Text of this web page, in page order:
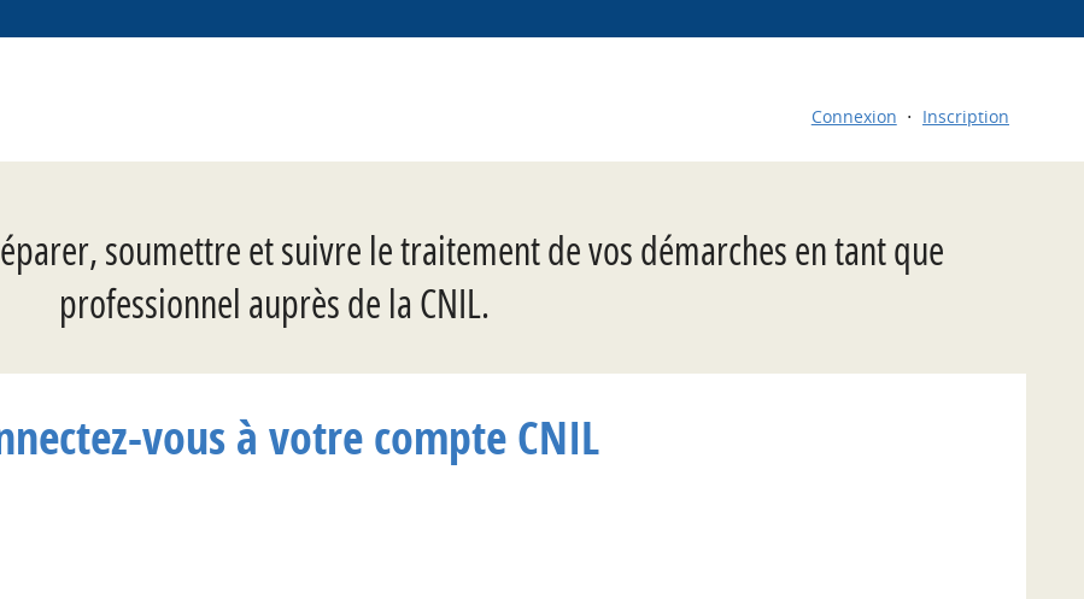
Connexion Inscription
soumettre et suivre le traitement de vos démarches en tant que
professionnel auprès de la CNIL.
vous à votre compte CNIL